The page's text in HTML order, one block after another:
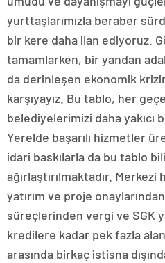
yurttaşlarımızla beraber
bir kere daha ilan ediyoruz.
tamamlarken, bir yandan
da derinleşen ekonomik
karşıyayız. Bu tablo, her
belediyelerimizi daha
Yerelde başarılı hizmetler
idari baskılarla da bu tablo
ağırlaştırılmaktadır.
yatırım ve proje
süreçlerinden vergi ve SGK
kredilere kadar pek fazla
arasında birkaç istisna